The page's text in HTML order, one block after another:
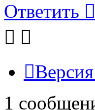
Ответить
1